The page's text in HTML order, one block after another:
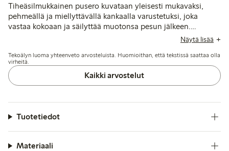
Tiheäsilmukkainen pusero kuvataan yleisesti mukavaksi,
pehmeällä ja miellyttävällä kankaalla varustetuksi, joka
vastaa kokoaan ja säilyttää muotonsa pesun jälkeen.
Asiakkaat pitävät sitä tyylikkäänä ja monikäyttöisenä, vaikka
pientä nukkaantumista käytön jälkeen.
Näytä lisää
Tekoälyn luoma yhteenveto arvosteluista. Huomioithan, että tekstissä saattaa olla
virheitä.
Kaikki arvostelut
Tuotetiedot
Materiaali